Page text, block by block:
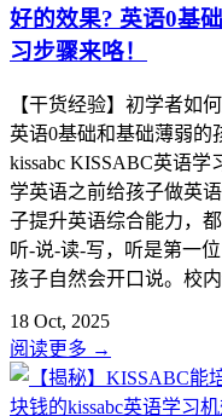
好的效果? 英语0基
习步骤来咯！
【干货经验】初学者如
英语0基础和基础薄弱的
kissabc KISSABC英语
学英语之前给孩子做英
子提升英语综合能力，
听-说-读-写，听是第一
孩子自然会开口说。校
18 Oct, 2025
阅读更多 →